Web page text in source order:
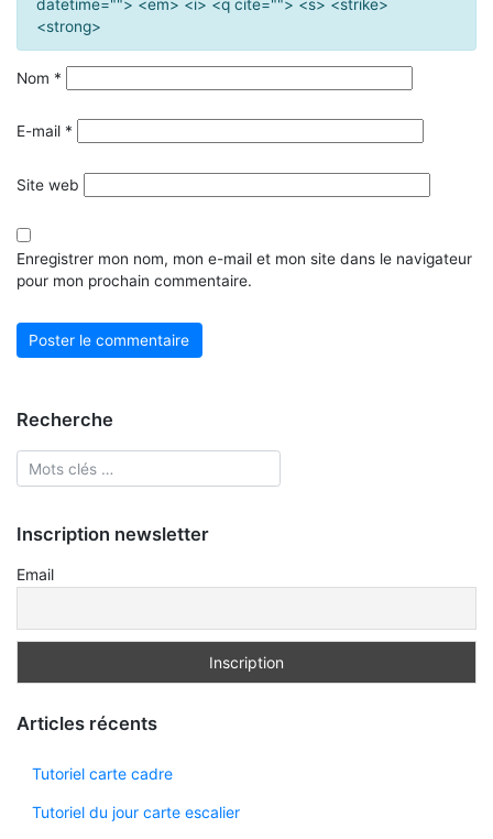
datetime=""> <em> <i> <q cite=""> <s> <strike>
<strong>
Nom *
E-mail *
Site web
Enregistrer mon nom, mon e-mail et mon site dans le navigateur
pour mon prochain commentaire.
Recherche
Inscription newsletter
Email
Articles récents
Tutoriel carte cadre
Tutoriel du jour carte escalier